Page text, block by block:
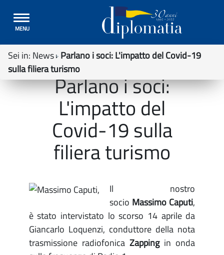
Toggle
navigation
MENU
Sei in: News Parlano i soci: L'impatto del Covid-19
sulla filiera turismo
Parlano i soci:
L'impatto del
Covid-19 sulla
filiera turismo
Il nostro
socio Massimo Caputi,
è stato intervistato lo scorso 14 aprile da
Giancarlo Loquenzi, conduttore della nota
trasmissione radiofonica Zappingin onda